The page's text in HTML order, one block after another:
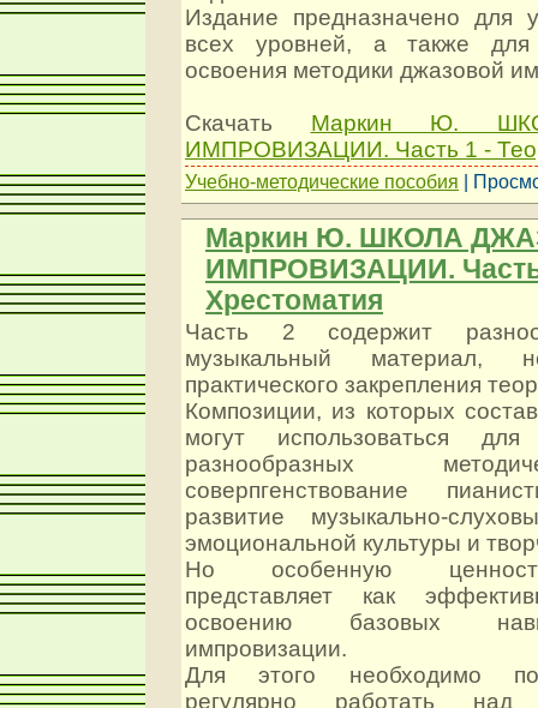
Издание предназначено для
всех уровней, а также для
освоения методики джазовой
Скачать Маркин Ю.
ИМПРОВИЗАЦИИ. Часть 1 -
Учебно-методические пособия |
Маркин Ю. ШКОЛА
ИМПРОВИЗАЦИИ.
Хрестоматия
Часть 2 содержит
музыкальный материал,
практического закрепления
Композиции, из которых
могут использоваться
разнообразных
соверпгенствование
развитие музыкально-
эмоциональной культуры и
Но особенную
представляет как
освоению базовых
импровизации.
Для этого необходимо
регулярно работать